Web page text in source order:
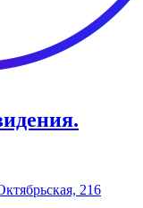
216